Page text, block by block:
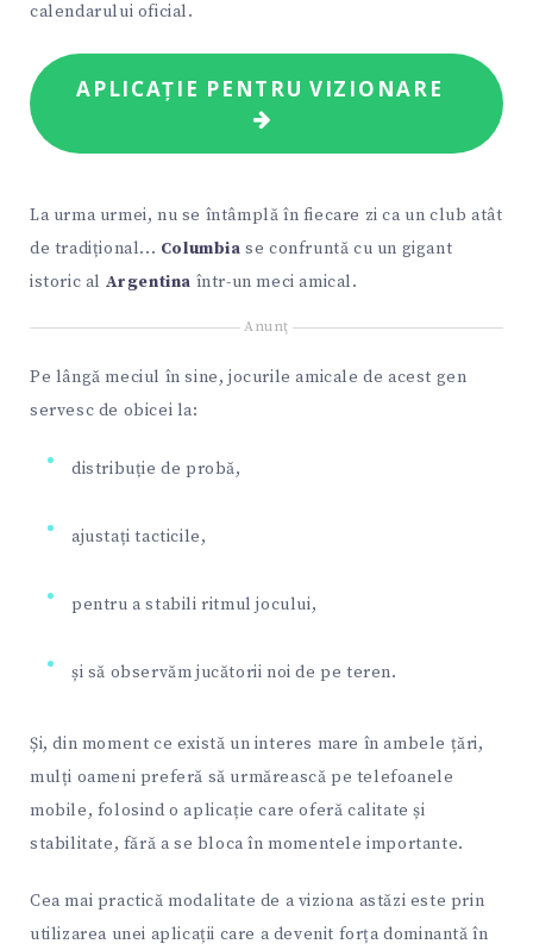
calendarului oficial.
APLICAȚIE PENTRU VIZIONARE
La urma urmei, nu se întâmplă în fiecare zi ca un club atât
de tradițional... Columbia se confruntă cu un gigant
istoric al Argentina într-un meci amical.
Anunţ
Pe lângă meciul în sine, jocurile amicale de acest gen
servesc de obicei la:
distribuție de probă,
ajustați tacticile,
pentru a stabili ritmul jocului,
și să observăm jucătorii noi de pe teren.
Și, din moment ce există un interes mare în ambele țări,
mulți oameni preferă să urmărească pe telefoanele
mobile, folosind o aplicație care oferă calitate și
stabilitate, fără a se bloca în momentele importante.
Cea mai practică modalitate de a viziona astăzi este prin
utilizarea unei aplicații care a devenit forța dominantă în